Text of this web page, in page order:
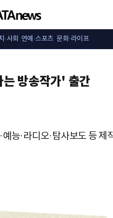
·사회 연예·스포츠 문화·라이프
방송작가' 출간
능·라디오·탐사보도 등 제